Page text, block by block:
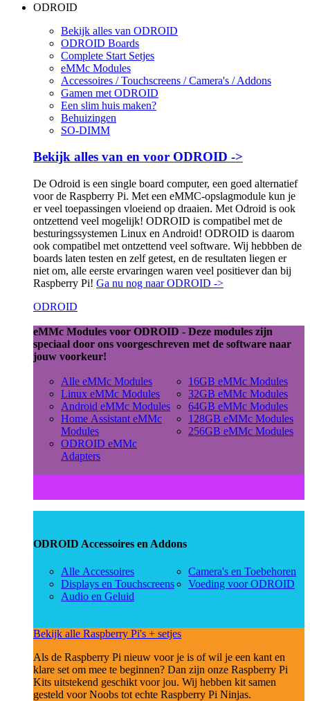
ODROID
Bekijk alles van ODROID
ODROID Boards
Complete Start Setjes
eMMc Modules
Accessoires / Touchscreens / Camera's / Addons
Gamen met ODROID
Een slim huis maken?
Behuizingen
SO-DIMM
Bekijk alles van en voor ODROID ->
De Odroid is een single board computer, een goed alternatief
voor de Raspberry Pi. Met een eMMC-opslagmodule kun je
er veel toepassingen vloeiend op draaien. Met Odroid is ook
ontzettend veel mogelijk! ODROID is compatibel met de
besturingssystemen Linux en Android! ODROID is daarom
ook compatibel met ontzettend veel software. Wij hebbben de
boards laten testen en zelf getest, en de resultaten liegen er
niet om, alle eerste ervaringen waren veel positiever dan bij
Raspberry Pi! Ga nu nog naar ODROID ->
ODROID
eMMc Modules voor ODROID - Deze modules zijn
speciaal door ons voorgeschreven met de software naar
jouw voorkeur!
Alle eMMc Modules
Linux eMMc Modules
Android eMMc Modules
Home Assistant eMMc
Modules
ODROID eMMc
Adapters
16GB eMMc Modules
32GB eMMc Modules
64GB eMMc Modules
128GB eMMc Modules
256GB eMMc Modules
ODROID Accessoires en Addons
Alle Accessoires
Displays en Touchscreens
Audio en Geluid
Camera's en Toebehoren
Voeding voor ODROID
Bekijk alle Raspberry Pi's + setjes
Als de Raspberry Pi nieuw voor je is of wil je een kant en
klare set om mee te beginnen? Dan zijn onze Raspberry Pi
Kits uitstekend geschikt voor jou. Wij hebben kit samen
gesteld voor Noobs tot echte Raspberry Pi Ninjas.